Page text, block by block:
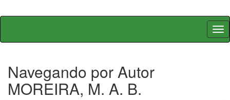
Skip
Navegando por Autor
MOREIRA, M. A. B.